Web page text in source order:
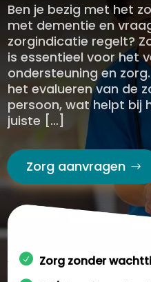
Ben je bezig met het
met dementie en
zorgindicatie regelt?
is essentieel voor het
ondersteuning en
het evalueren van de
persoon, wat helpt bij
juiste […]
Zorg aanvragen
Zorg zonder